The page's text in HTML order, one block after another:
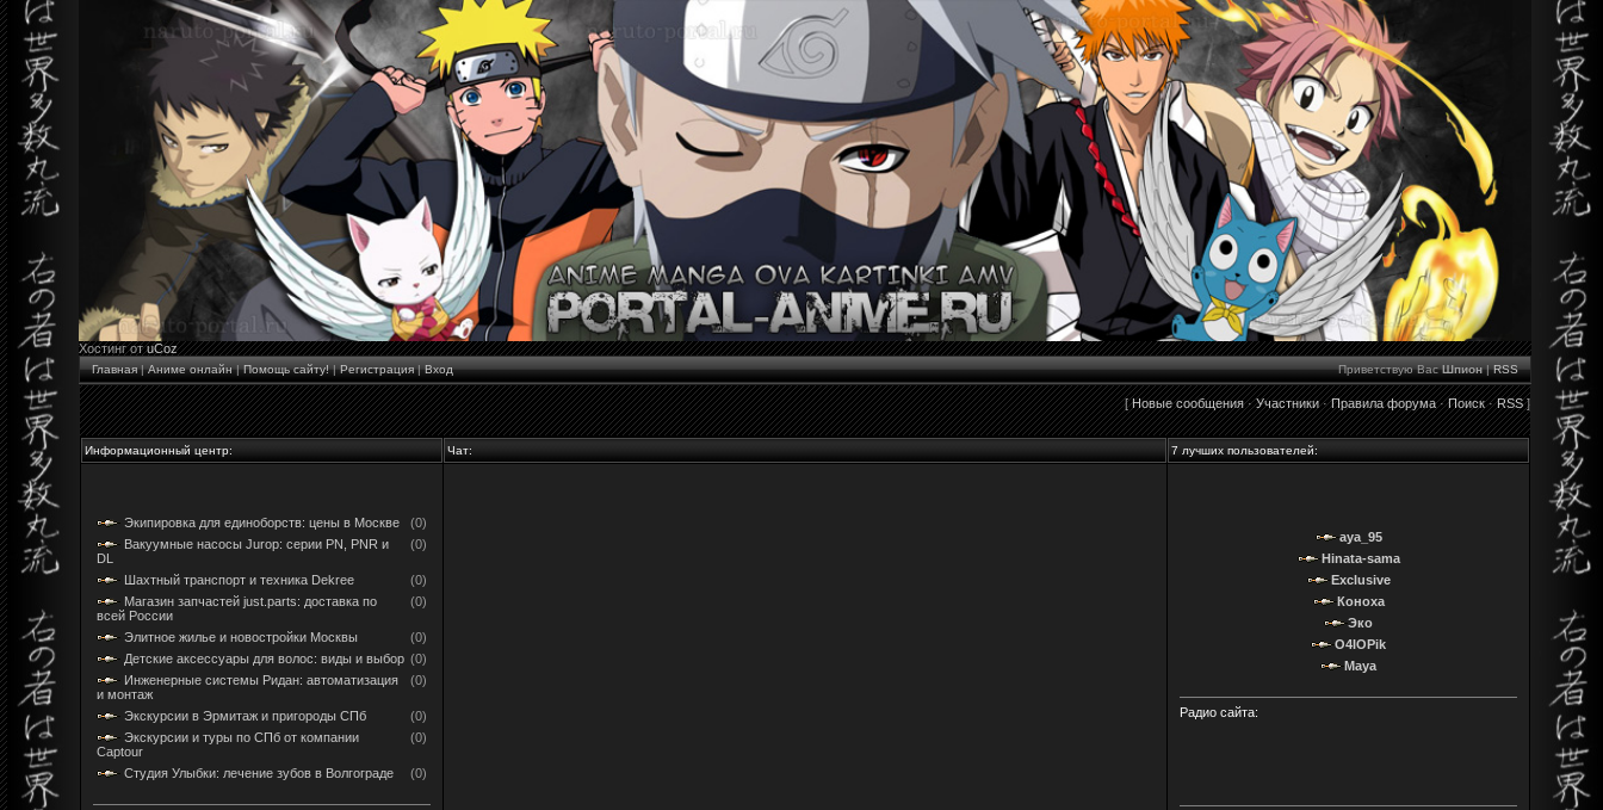
Хостинг отuCoz
Главная|Аниме онлайн|Помощь сайту!|Регистрация|Вход Приветствую Вас Шпион|RSS
[Новые сообщения·Участники·Правила форума·Поиск·RSS]
Информационный центр: Чат: 7 лучших пользователей:
Экипировка для единоборств: цены в Москве
(0)
Вакуумные насосы Jurop: серии PN, PNR и
DL
(0)
Шахтный транспорт и техника Dekree
(0)
Магазин запчастей just.parts: доставка по
всей России
(0)
Элитное жилье и новостройки Москвы
(0)
Детские аксессуары для волос: виды и выбор (0)
Инженерные системы Ридан: автоматизация
и монтаж
(0)
Экскурсии в Эрмитаж и пригороды СПб
(0)
Экскурсии и туры по СПб от компании
Captour
(0)
Студия Улыбки: лечение зубов в Волгограде (0)
aya_95
Hinata-sama
Exclusive
Коноха
Эко
O4IOPik
Maya
Радио сайта: